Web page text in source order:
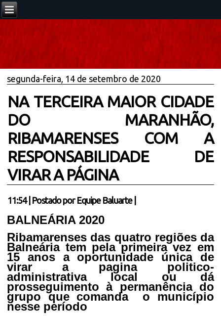
segunda-feira, 14 de setembro de 2020
NA TERCEIRA MAIOR CIDADE
DO MARANHÃO,
RIBAMARENSES COM A
RESPONSABILIDADE DE
VIRAR A PÁGINA
11:54| Postado por Equipe Baluarte
BALNEÁRIA 2020
Ribamarenses das quatro regiões da
Balneária tem pela primeira vez em
15 anos a oportunidade única de
virar a pagina politico-
administrativa local ou dá
prosseguimento à permanência do
grupo que comanda o município
nesse período